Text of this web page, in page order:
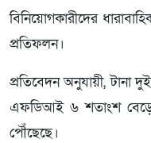
বিনিয়োগকারীদের
প্রতিফলন।
প্রতিবেদন অনুযায়ী, টানা
এফডিআই ৬ শতাংশ বেড়ে
পৌঁছেছে।